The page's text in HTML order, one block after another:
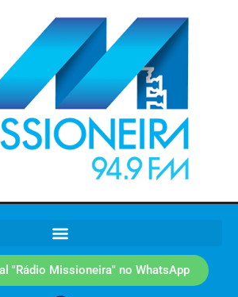
"Rádio Missioneira" no WhatsApp